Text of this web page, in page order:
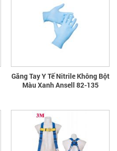
Găng Tay Y Tế Nitrile Không Bột
Màu Xanh Ansell 82-135